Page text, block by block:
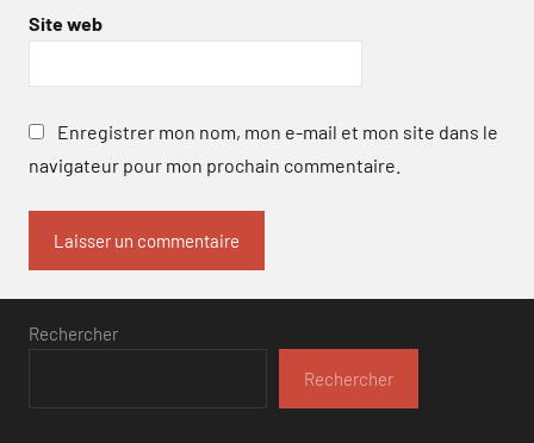
Site web
Enregistrer mon nom, mon e-mail et mon site dans le
navigateur pour mon prochain commentaire.
Rechercher
Rechercher